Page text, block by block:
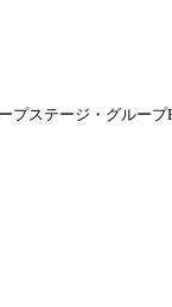
プステージ・グループ